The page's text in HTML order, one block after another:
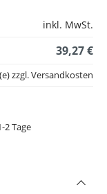
inkl. MwSt.
39,27 €
2 Tage
zzgl. Versandkosten